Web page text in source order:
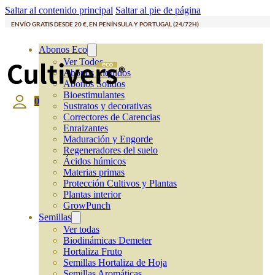
Saltar al contenido principal Saltar al pie de página
ENVÍO GRATIS DESDE 20 €, EN PENÍNSULA Y PORTUGAL (24/72H)
Abonos Eco
Ver Todos
Abonos Líquidos
Abonos Solidos
Bioestimulantes
Sustratos y decorativas
Correctores de Carencias
Enraizantes
Maduración y Engorde
Regeneradores del suelo
Ácidos húmicos
Materias primas
Protección Cultivos y Plantas
Plantas interior
GrowPunch
Semillas
Ver todas
Biodinámicas Demeter
Hortaliza Fruto
Semillas Hortaliza de Hoja
0